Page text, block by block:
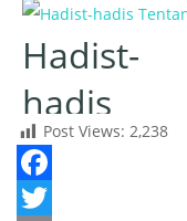
PW
Sumatera
Utara
MASALAH
Hadist-
hadis
Tentang
Bulan
Post Views: 2,238
Facebook